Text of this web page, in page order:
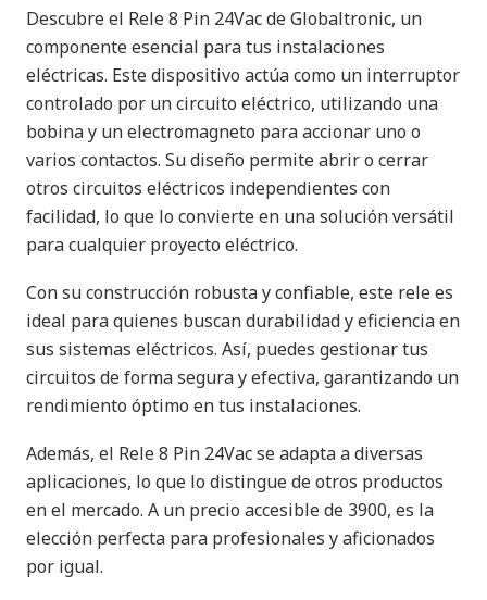
Descubre el Rele 8 Pin 24Vac de Globaltronic, un
componente esencial para tus instalaciones
eléctricas. Este dispositivo actúa como un interruptor
controlado por un circuito eléctrico, utilizando una
bobina y un electromagneto para accionar uno o
varios contactos. Su diseño permite abrir o cerrar
otros circuitos eléctricos independientes con
facilidad, lo que lo convierte en una solución versátil
para cualquier proyecto eléctrico.
Con su construcción robusta y confiable, este rele es
ideal para quienes buscan durabilidad y eficiencia en
sus sistemas eléctricos. Así, puedes gestionar tus
circuitos de forma segura y efectiva, garantizando un
rendimiento óptimo en tus instalaciones.
Además, el Rele 8 Pin 24Vac se adapta a diversas
aplicaciones, lo que lo distingue de otros productos
en el mercado. A un precio accesible de 3900, es la
elección perfecta para profesionales y aficionados
por igual.